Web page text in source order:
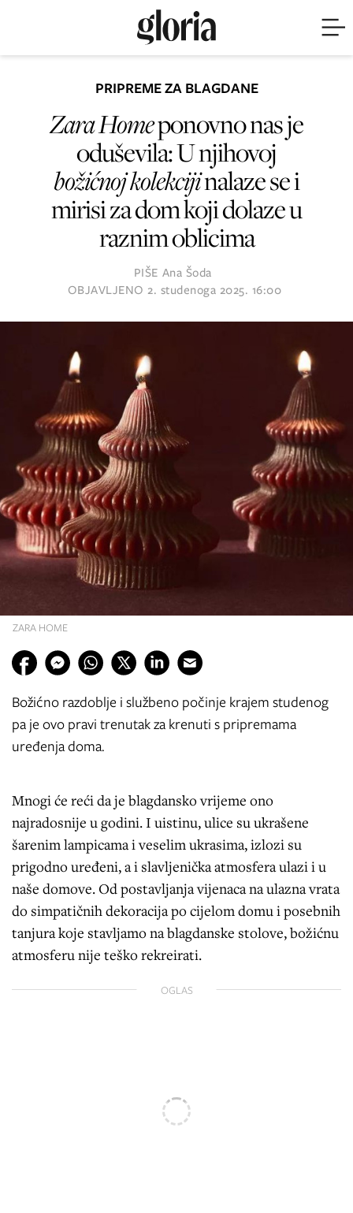
ZARA HOME
PRIPREME ZA BLAGDANE
Zara Homeponovno nas je
oduševila: U njihovoj
božićnoj kolekcijinalaze se i
mirisi za dom koji dolaze u
raznim oblicima
PIŠE Ana Šoda
OBJAVLJENO2. studenoga 2025. 16:00
Božićno razdoblje i službeno počinje krajem studenog
pa je ovo pravi trenutak za krenuti s pripremama
uređenja doma.
Mnogi će reći da je blagdansko vrijeme ono
najradosnije u godini. I uistinu, ulice su ukrašene
šarenim lampicama i veselim ukrasima, izlozi su
prigodno uređeni, a i slavljenička atmosfera ulazi i u
naše domove. Od postavljanja vijenaca na ulazna vrata
do simpatičnih dekoracija po cijelom domu i posebnih
tanjura koje stavljamo na blagdanske stolove, božićnu
atmosferu nije teško rekreirati.
OGLAS